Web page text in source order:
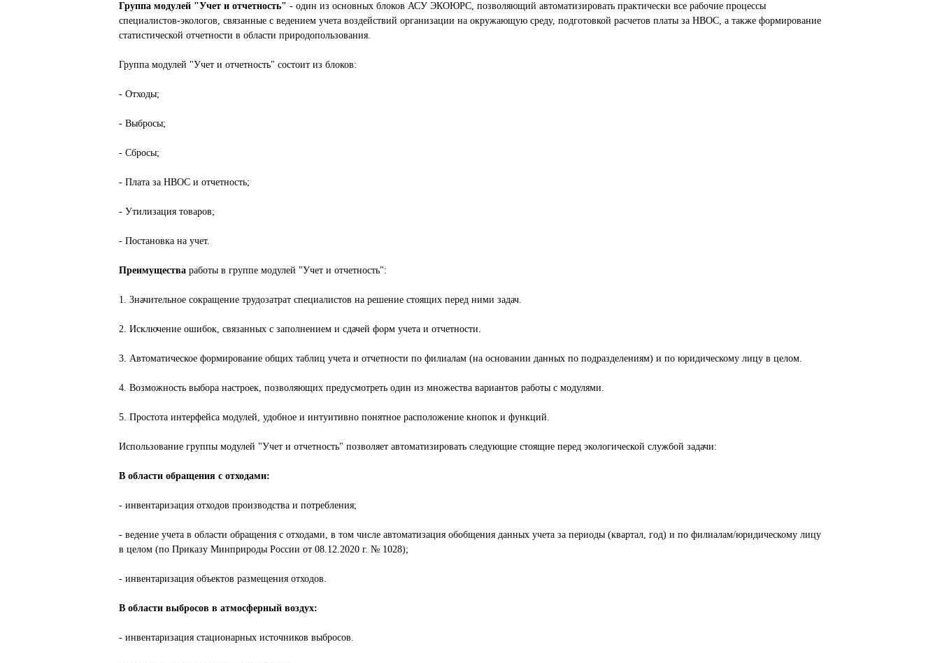
Группа модулей "Учет и отчетность" - один из основных блоков АСУ ЭКОЮРС, позволяющий автоматизировать практически все рабочие процессы
специалистов-экологов, связанные с ведением учета воздействий организации на окружающую среду, подготовкой расчетов платы за НВОС, а также формирование
статистической отчетности в области природопользования.
Группа модулей "Учет и отчетность" состоит из блоков:
- Отходы;
- Выбросы;
- Сбросы;
- Плата за НВОС и отчетность;
- Утилизация товаров;
- Постановка на учет.
Преимущества работы в группе модулей "Учет и отчетность":
1. Значительное сокращение трудозатрат специалистов на решение стоящих перед ними задач.
2. Исключение ошибок, связанных с заполнением и сдачей форм учета и отчетности.
3. Автоматическое формирование общих таблиц учета и отчетности по филиалам (на основании данных по подразделениям) и по юридическому лицу в целом.
4. Возможность выбора настроек, позволяющих предусмотреть один из множества вариантов работы с модулями.
5. Простота интерфейса модулей, удобное и интуитивно понятное расположение кнопок и функций.
Использование группы модулей "Учет и отчетность" позволяет автоматизировать следующие стоящие перед экологической службой задачи:
В области обращения с отходами:
- инвентаризация отходов производства и потребления;
- ведение учета в области обращения с отходами, в том числе автоматизация обобщения данных учета за периоды (квартал, год) и по филиалам/юридическому лицу
в целом (по Приказу Минприроды России от 08.12.2020 г. № 1028);
- инвентаризация объектов размещения отходов.
В области выбросов в атмосферный воздух:
- инвентаризация стационарных источников выбросов.